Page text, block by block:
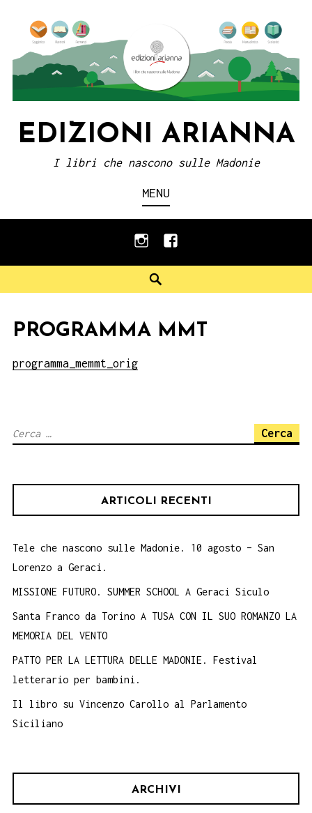
content
EDIZIONI ARIANNA
I libri che nascono sulle Madonie
MENU
instagramfacebook
PROGRAMMA MMT
programma_memmt_orig
Ricerca
ARTICOLI RECENTI
Tele che nascono sulle Madonie. 10 agosto – San
Lorenzo a Geraci.
MISSIONE FUTURO. SUMMER SCHOOL A Geraci Siculo
Santa Franco da Torino A TUSA CON IL SUO ROMANZO LA
MEMORIA DEL VENTO
PATTO PER LA LETTURA DELLE MADONIE. Festival
letterario per bambini.
Il libro su Vincenzo Carollo al Parlamento
Siciliano
ARCHIVI